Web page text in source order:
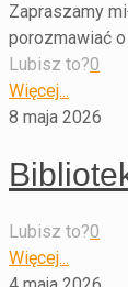
Zapraszamy
porozmawiać
Lubisz to?0
Więcej...
8 maja 2026
Lubisz to?0
Więcej...